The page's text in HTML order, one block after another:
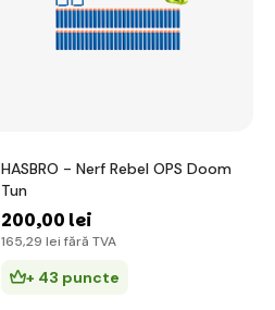
HASBRO - Nerf Rebel OPS Doom
Tun
200,00 lei
165,29 lei fără TVA
+ 43 puncte